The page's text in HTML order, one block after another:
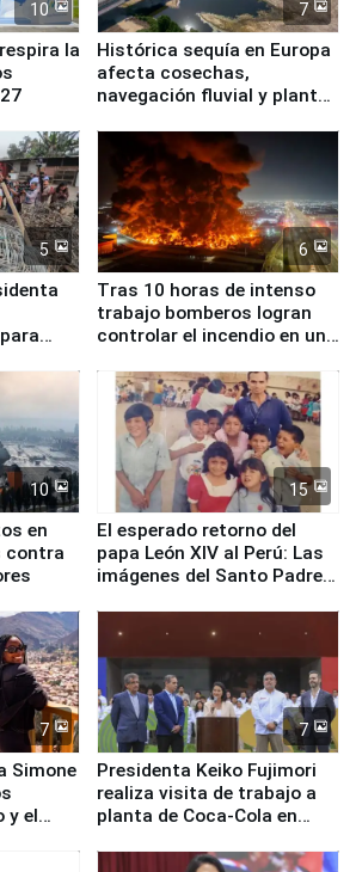
10
la
7
Histórica sequía en Europa
afecta cosechas,
navegación fluvial y plantas
5 6
Tras 10 horas de intenso
trabajo bomberos logran
controlar el incendio en una
de Chile
10
en
contra
15
El esperado retorno del
papa León XIV al Perú: Las
imágenes del Santo Padre
7
Simone
y el
7
Presidenta Keiko Fujimori
realiza visita de trabajo a
planta de Coca-Cola en